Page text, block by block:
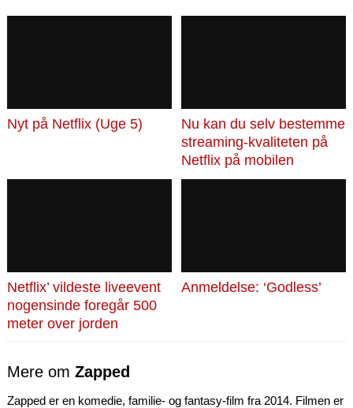
Nyt på Netflix (Uge 5)
Nu kan du selv bestemme
streaming-kvaliteten på
Netflix på mobilen
Netflix’ vildeste liveevent
nogensinde foregår 500
meter over jorden
Anmeldelse: ‘Godless’
Mere om Zapped
Zapped er en komedie, familie- og fantasy-film fra 2014. Filmen er